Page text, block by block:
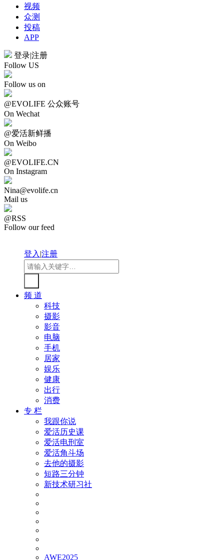
视频
众测
投稿
APP
登录|注册
Follow US
Follow us on
@EVOLIFE 公众账号
On Wechat
@爱活新鲜播
On Weibo
@EVOLIFE.CN
On Instagram
Nina@evolife.cn
Mail us
@RSS
Follow our feed
登入|注册
频 道
科技
摄影
影音
电脑
手机
居家
娱乐
健康
出行
消费
专 栏
我跟你说
爱活历史课
爱活电刑室
爱活角斗场
去他的摄影
短路三分钟
新技术研习社
AWE2025